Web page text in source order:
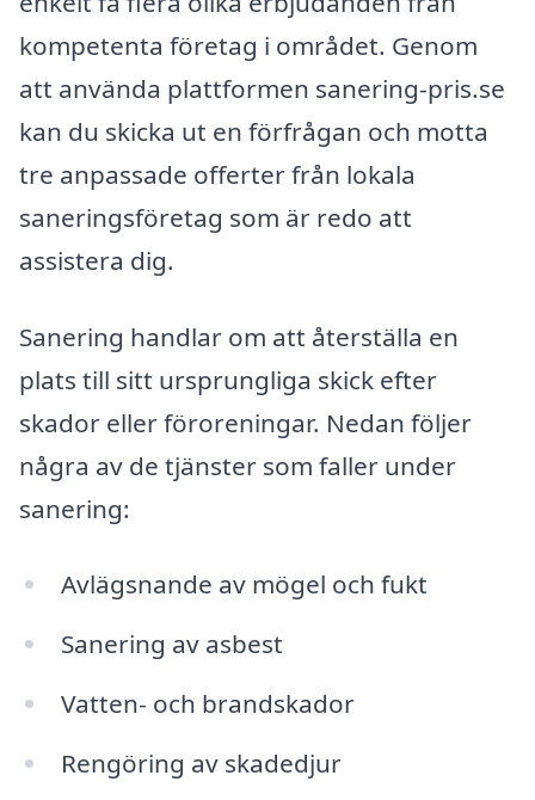
kompetenta företag i området. Genom
att använda plattformen sanering-pris.se
kan du skicka ut en förfrågan och motta
tre anpassade offerter från lokala
saneringsföretag som är redo att
assistera dig.
Sanering handlar om att återställa en
plats till sitt ursprungliga skick efter
skador eller föroreningar. Nedan följer
några av de tjänster som faller under
sanering:
Avlägsnande av mögel och fukt
Sanering av asbest
Vatten- och brandskador
Rengöring av skadedjur